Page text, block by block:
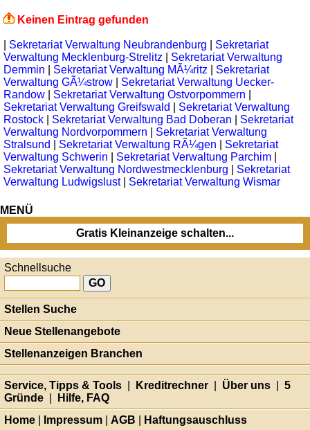
Keinen Eintrag gefunden
Sekretariat Verwaltung Neubrandenburg
Sekretariat
Verwaltung Mecklenburg-Strelitz
Sekretariat Verwaltung
Demmin
Sekretariat Verwaltung MÃ¼ritz
Sekretariat
Verwaltung GÃ¼strow
Sekretariat Verwaltung Uecker-
Randow
Sekretariat Verwaltung Ostvorpommern
Sekretariat Verwaltung Greifswald
Sekretariat Verwaltung
Rostock
Sekretariat Verwaltung Bad Doberan
Sekretariat
Verwaltung Nordvorpommern
Sekretariat Verwaltung
Stralsund
Sekretariat Verwaltung RÃ¼gen
Sekretariat
Verwaltung Schwerin
Sekretariat Verwaltung Parchim
Sekretariat Verwaltung Nordwestmecklenburg
Sekretariat
Verwaltung Ludwigslust| Sekretariat Verwaltung Wismar
MENÜ
Gratis Kleinanzeige schalten...
Schnellsuche
Stellen Suche
Neue Stellenangebote
Stellenanzeigen Branchen
Service, Tipps & Tools Kreditrechner Über uns
5
Gründe
Hilfe, FAQ
Home
Impressum AGB Haftungsauschluss